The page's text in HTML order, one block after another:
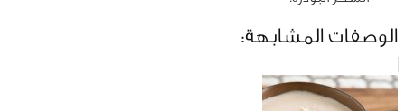
الوصفات المشابهة: